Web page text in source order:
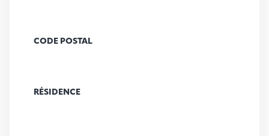
CODE POSTAL
RÉSIDENCE